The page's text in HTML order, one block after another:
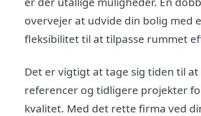
overvejer at udvide din bolig med
fleksibilitet til at tilpasse rummet
Det er vigtigt at tage sig tiden til
referencer og tidligere projekter
kvalitet. Med det rette firma ved